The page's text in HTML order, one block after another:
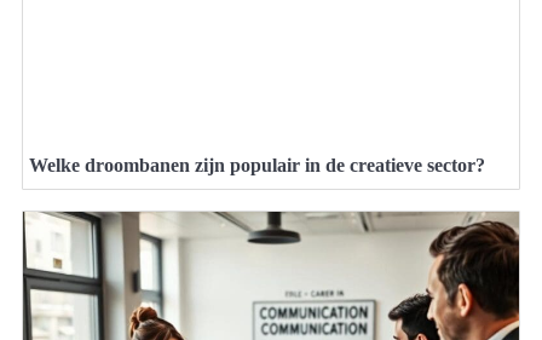
Welke droombanen zijn populair in de creatieve sector?